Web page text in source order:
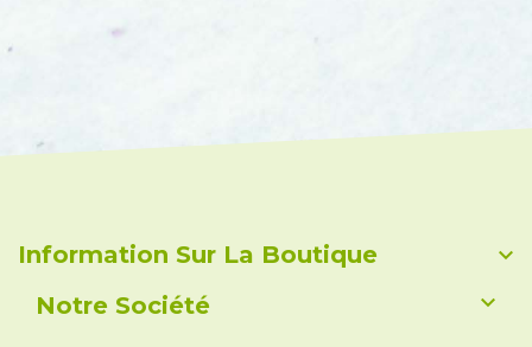
Information Sur La Boutique

Notre Société
